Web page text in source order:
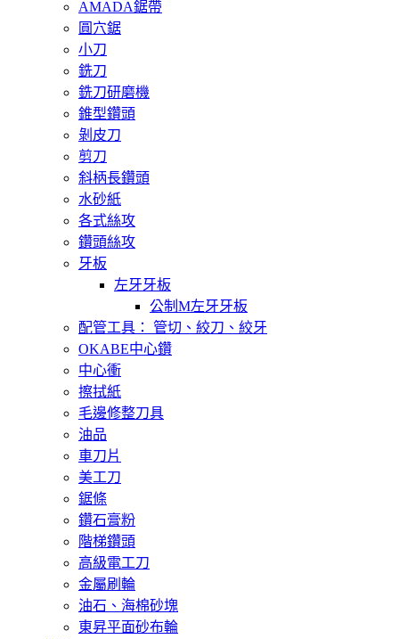
AMADA鋸帶
圓穴鋸
小刀
銑刀
銑刀研磨機
錐型鑽頭
剝皮刀
剪刀
斜柄長鑽頭
水砂紙
各式絲攻
鑽頭絲攻
牙板
左牙牙板
公制M左牙牙板
配管工具： 管切、絞刀、絞牙
OKABE中心鑽
中心衝
擦拭紙
毛邊修整刀具
油品
車刀片
美工刀
鋸條
鑽石膏粉
階梯鑽頭
高級電工刀
金屬刷輪
油石、海棉砂塊
東昇平面砂布輪